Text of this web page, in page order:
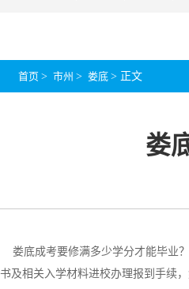
首页 > 市州 > 娄底 > 正文
娄
娄底成考要修满多少学分才能毕业
书及相关入学材料进校办理报到手续